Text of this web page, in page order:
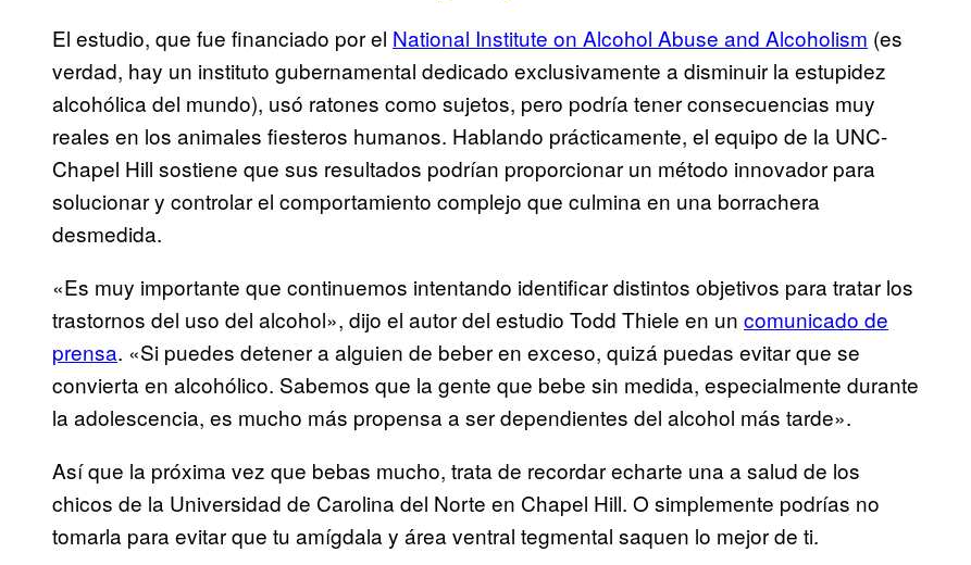
El estudio, que fue financiado por el National Institute on Alcohol Abuse and Alcoholism (es
verdad, hay un instituto gubernamental dedicado exclusivamente a disminuir la estupidez
alcohólica del mundo), usó ratones como sujetos, pero podría tener consecuencias muy
reales en los animales fiesteros humanos. Hablando prácticamente, el equipo de la UNC-
Chapel Hill sostiene que sus resultados podrían proporcionar un método innovador para
solucionar y controlar el comportamiento complejo que culmina en una borrachera
desmedida.
«Es muy importante que continuemos intentando identificar distintos objetivos para tratar los
trastornos del uso del alcohol», dijo el autor del estudio Todd Thiele en un comunicado de
prensa. «Si puedes detener a alguien de beber en exceso, quizá puedas evitar que se
convierta en alcohólico. Sabemos que la gente que bebe sin medida, especialmente durante
la adolescencia, es mucho más propensa a ser dependientes del alcohol más tarde».
Así que la próxima vez que bebas mucho, trata de recordar echarte una a salud de los
chicos de la Universidad de Carolina del Norte en Chapel Hill. O simplemente podrías no
tomarla para evitar que tu amígdala y área ventral tegmental saquen lo mejor de ti.